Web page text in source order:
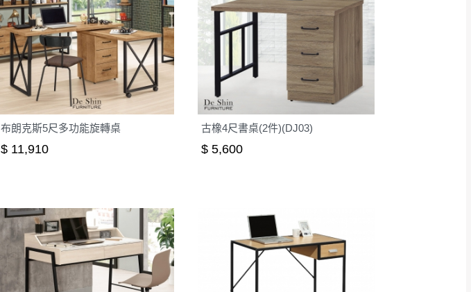
布朗克斯5尺多功能旋轉桌
$ 11,910
古橡4尺書桌(2件)(DJ03)
$ 5,600